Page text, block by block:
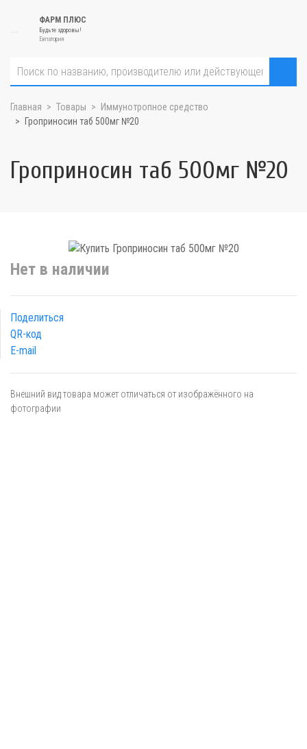
ФАРМ ПЛЮС
Будьте здоровы!
Евпатория
Главная Товары
Иммунотропное средство
Гроприносин таб 500мг №20
Гроприносин таб 500мг №20
Нет в наличии
Поделиться
QR-код
E-mail
Внешний вид товара может отличаться от изображённого на
фотографии